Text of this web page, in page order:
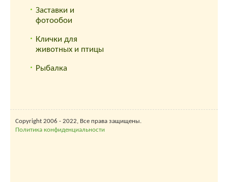
Заставки и
фотообои
Клички для
животных и птицы
Рыбалка
Copyright 2006 - 2022, Все права защищены.
Политика конфиденциальности